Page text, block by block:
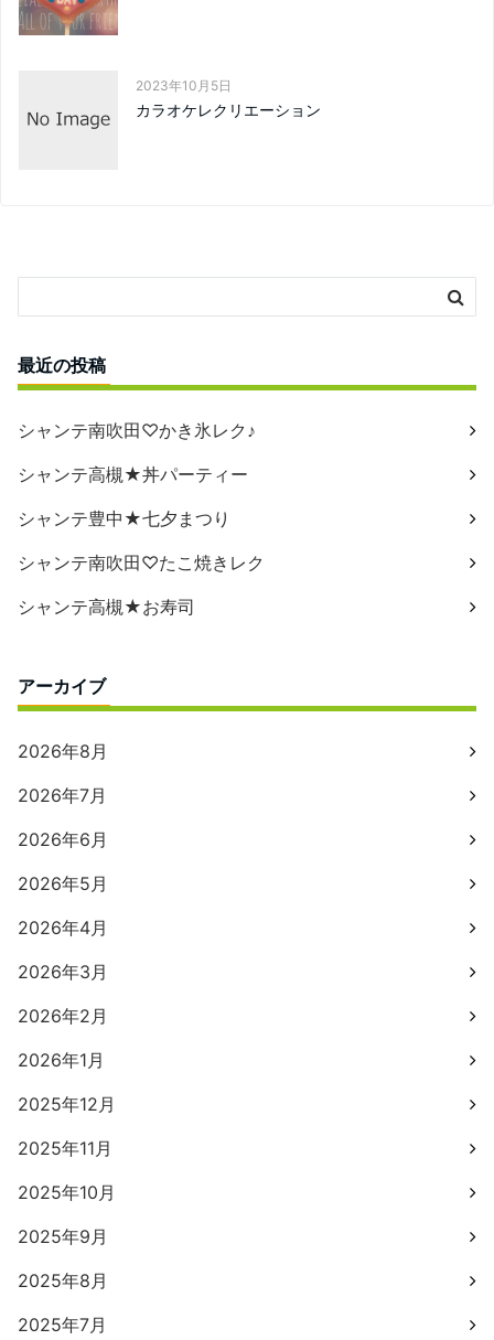
2023年10月5日
カラオケレクリエーション
最近の投稿
シャンテ南吹田♡かき氷レク♪
シャンテ高槻★丼パーティー
シャンテ豊中★七夕まつり
シャンテ南吹田♡たこ焼きレク
シャンテ高槻★お寿司
アーカイブ
2026年8月
2026年7月
2026年6月
2026年5月
2026年4月
2026年3月
2026年2月
2026年1月
2025年12月
2025年11月
2025年10月
2025年9月
2025年8月
2025年7月